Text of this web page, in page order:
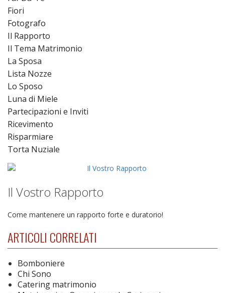
Fiori
Fotografo
Il Rapporto
Il Tema Matrimonio
La Sposa
Lista Nozze
Lo Sposo
Luna di Miele
Partecipazioni e Inviti
Ricevimento
Risparmiare
Torta Nuziale
Il Vostro Rapporto
Come mantenere un rapporto forte e duratorio!
ARTICOLI CORRELATI
Bomboniere
Chi Sono
Catering matrimonio